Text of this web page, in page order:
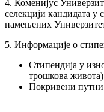
4. Коменијус
селекцији кандидата у
намењених
5. Информације о
Стипендија у
трошкова живота)
Покривени путни